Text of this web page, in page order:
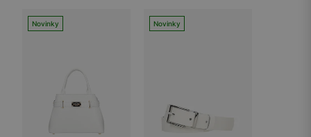
Novinky Novinky